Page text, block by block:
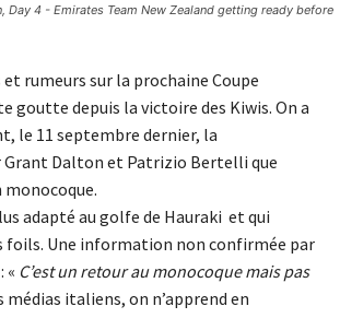
Day 4 - Emirates Team New Zealand getting ready before
rumeurs sur la prochaine Coupe
goutte depuis la victoire des Kiwis. On a
le 11 septembre dernier, la
Dalton et Patrizio Bertelli que
monocoque.
adapté au golfe de Hauraki et qui
foils. Une information non confirmée par
« C’est un retour au monocoque mais pas
médias italiens, on n’apprend en